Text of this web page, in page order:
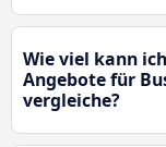
Wie viel kann
Angebote für
vergleiche?